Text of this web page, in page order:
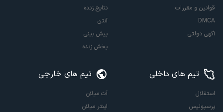
قوانین و مقررات
DMCA
آگهی دولتی
نتایج زنده
آنتن
پیش بینی
پخش زنده
تیم های داخلی
استقلال
پرسپولیس
تیم های خارجی
آث میلان
اینتر میلان